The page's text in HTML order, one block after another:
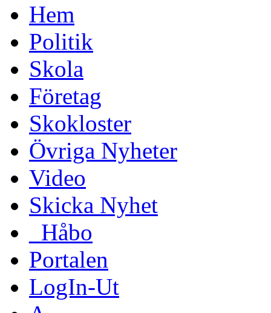
Hem
Politik
Skola
Företag
Skokloster
Övriga Nyheter
Video
Skicka Nyhet
_Håbo
Portalen
LogIn-Ut